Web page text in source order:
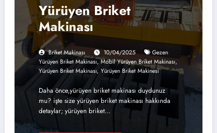
Yürüyen Briket
Makinası
Briket Makinası 10/04/2025
Gezen
Yürüyen Briket Makinası,Mobil Yürüyen Briket Makinası,
Yürüyen Briket Makinası, Yürüyen Briket Makinesi
Daha önce,yürüyen briket makinası duydunuz
mu? işte size yürüyen briket makinası hakkında
detaylar; yürüyen briket…